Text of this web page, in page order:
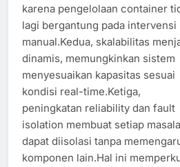
karena pengelolaan container
lagi bergantung pada intervensi
manual.Kedua, skalabilitas
dinamis, memungkinkan sistem
menyesuaikan kapasitas sesuai
kondisi real-time.Ketiga,
peningkatan reliability dan fault
isolation membuat setiap
dapat diisolasi tanpa
komponen lain.Hal ini